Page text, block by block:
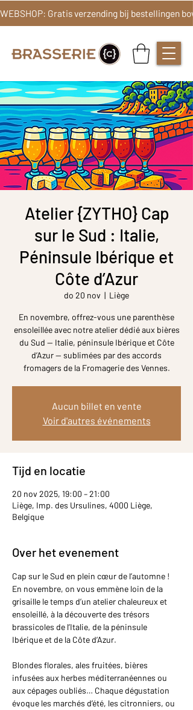
Atelier {ZYTHO} Cap
sur le Sud : Italie,
Péninsule Ibérique et
Côte d’Azur
do 20 nov
  |
Liège
En novembre, offrez-vous une parenthèse
ensoleillée avec notre atelier dédié aux bières
du Sud — Italie, péninsule Ibérique et Côte
d’Azur — sublimées par des accords
fromagers de la Fromagerie des Vennes.
Aucun billet en vente
Voir d'autres événements
Tijd en locatie
20 nov 2025, 19:00 – 21:00
Liège, Imp. des Ursulines, 4000 Liège,
Belgique
Over het evenement
Cap sur le Sud en plein cœur de l’automne !
En novembre, on vous emmène loin de la
grisaille le temps d’un atelier chaleureux et
ensoleillé, à la découverte des trésors
brassicoles de l’Italie, de la péninsule
Ibérique et de la Côte d’Azur.
Blondes florales, ales fruitées, bières
infusées aux herbes méditerranéennes ou
aux cépages oubliés… Chaque dégustation
évoque les marchés d’été, les citronniers, ou